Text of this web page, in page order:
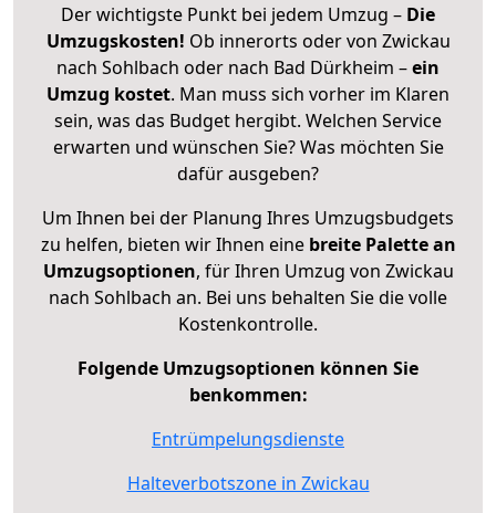
Der wichtigste Punkt bei jedem Umzug – Die
Umzugskosten! Ob innerorts oder von Zwickau
nach Sohlbach oder nach Bad Dürkheim –ein
Umzug kostet. Man muss sich vorher im Klaren
sein, was das Budget hergibt. Welchen Service
erwarten und wünschen Sie? Was möchten Sie
dafür ausgeben?
Um Ihnen bei der Planung Ihres Umzugsbudgets
zu helfen, bieten wir Ihnen eine breite Palette an
Umzugsoptionen, für Ihren Umzug von Zwickau
nach Sohlbach an. Bei uns behalten Sie die volle
Kostenkontrolle.
Folgende Umzugsoptionen können Sie
benkommen:
Entrümpelungsdienste
Halteverbotszone in Zwickau